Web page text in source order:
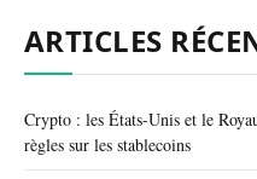
ARTICLES
Crypto : les États-Unis et le
règles sur les stablecoins